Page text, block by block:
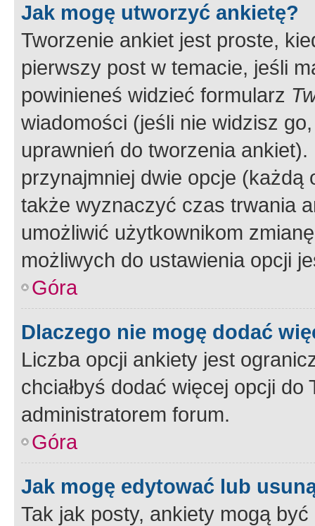
Jak mogę utworzyć ankietę?
Tworzenie ankiet jest proste,
pierwszy post w temacie, jeśli
powinieneś widzieć formularz
wiadomości (jeśli nie widzisz
uprawnień do tworzenia
przynajmniej dwie opcje
także wyznaczyć czas trwania
umożliwić użytkownikom
możliwych do ustawienia opcji
Góra
Dlaczego nie mogę dodać
Liczba opcji ankiety jest
chciałbyś dodać więcej opcji
administratorem forum.
Góra
Jak mogę edytować lub
Tak jak posty, ankiety mogą